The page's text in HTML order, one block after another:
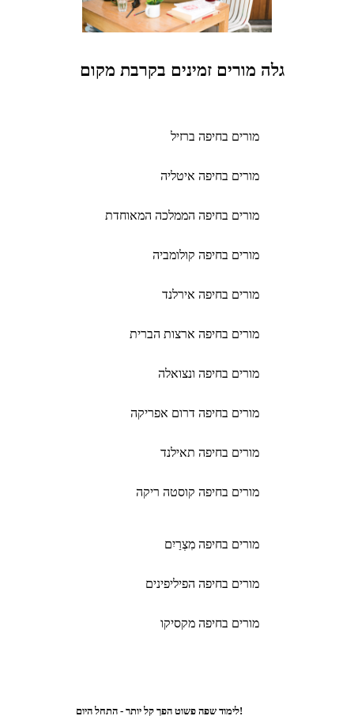
גלה מורים זמינים בקרבת מקום
מורים בחיפה ברזיל
מורים בחיפה איטליה
מורים בחיפה הממלכה המאוחדת
מורים בחיפה קולומביה
מורים בחיפה אירלנד
מורים בחיפה ארצות הברית
מורים בחיפה ונצואלה
מורים בחיפה דרום אפריקה
מורים בחיפה תאילנד
מורים בחיפה קוסטה ריקה
מורים בחיפה מִצְרַיִם
מורים בחיפה הפיליפינים
מורים בחיפה מקסיקו
לימוד שפה פשוט הפך קל יותר - התחל היום!